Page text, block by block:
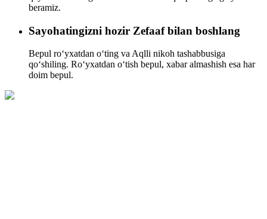
beramiz.
Sayohatingizni hozir Zefaaf bilan boshlang
Bepul roʻyxatdan oʻting va Aqlli nikoh tashabbusiga
qoʻshiling. Roʻyxatdan oʻtish bepul, xabar almashish esa har
doim bepul.